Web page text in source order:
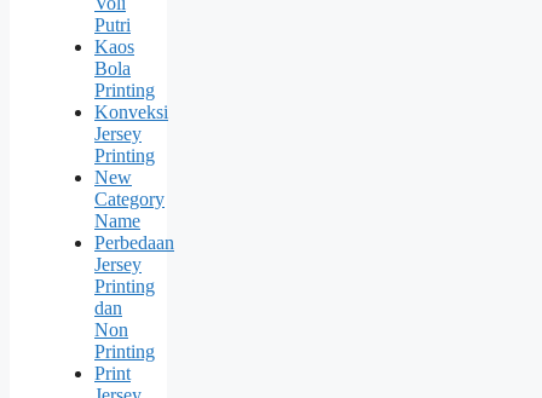
Putri
Kaos
Bola
Printing
Konveksi
Jersey
Printing
New
Category
Name
Perbedaan
Jersey
Printing
dan
Non
Printing
Print